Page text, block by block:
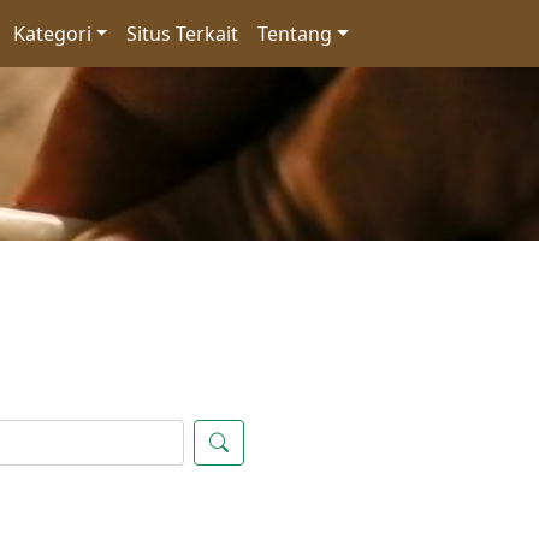
Kategori Situs Terkait Tentang